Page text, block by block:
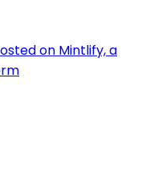
on Mintlify, a